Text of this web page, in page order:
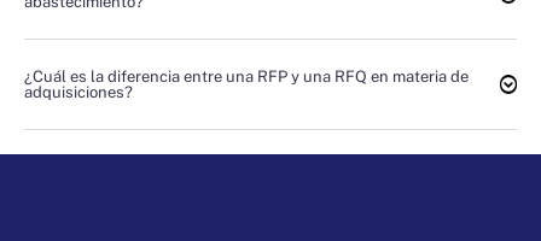
¿Cuál es la diferencia entre una RFP y una RFQ en materia de
adquisiciones?